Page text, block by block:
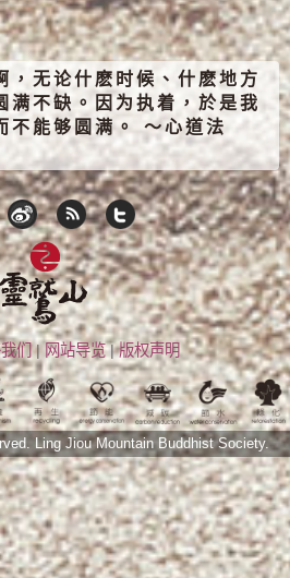
，无论什麽时候、什麽地方
满不缺。因为执着，於是我
不能够圆满。 ～心道法
们| 网站导览|版权声明
Ling Jiou Mountain Buddhist Society.